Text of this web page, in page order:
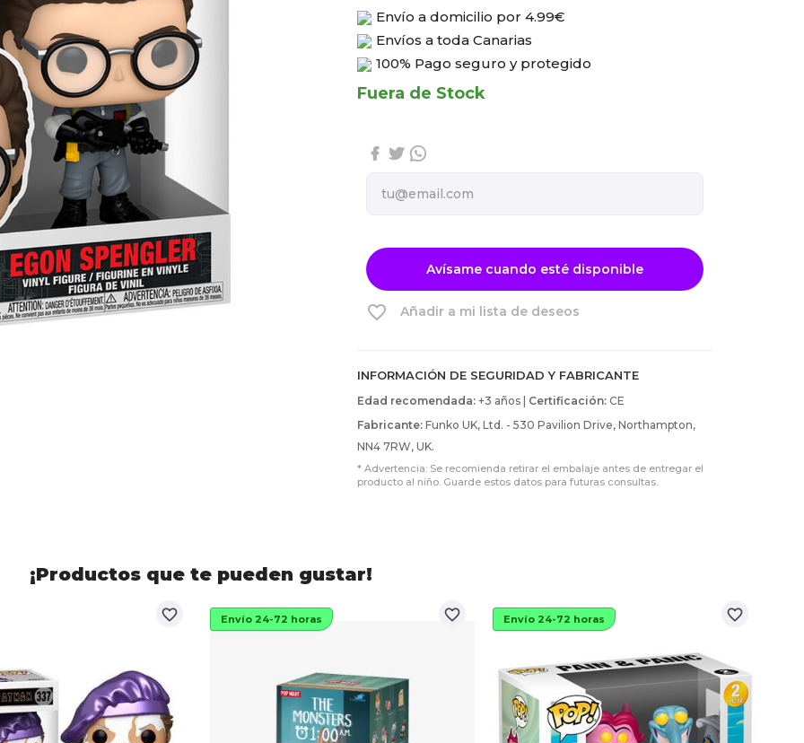
Envío a domicilio por 4.99€
Envíos a toda Canarias
100% Pago seguro y protegido
Fuera de Stock
Avísame cuando esté disponible
favorite_border Añadir a mi lista de deseos
INFORMACIÓN DE SEGURIDAD Y FABRICANTE
Edad recomendada: +3 años | Certificación: CE
Fabricante: Funko UK, Ltd. - 530 Pavilion Drive, Northampton,
NN4 7RW, UK.
* Advertencia: Se recomienda retirar el embalaje antes de entregar el
producto al niño. Guarde estos datos para futuras consultas.
¡Productos que te pueden gustar!
favorite_border favorite_border
Envío 24-72 horas favorite_border
Envío 24-72 horas